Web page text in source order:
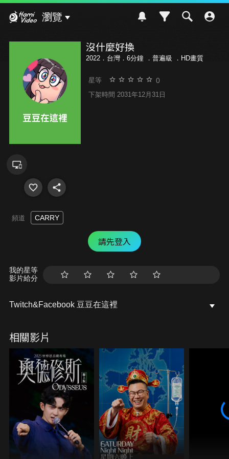
瀏覽
沒什麼好換
2022．台灣．6分鐘 ． 普遍級 ．HD畫質
星等 0
下架時間 2031年12月31日
頻道 CARRY
請先登入
我的星等
影片給分
Twitch&Facebook 豆豆在這裡
相關影片